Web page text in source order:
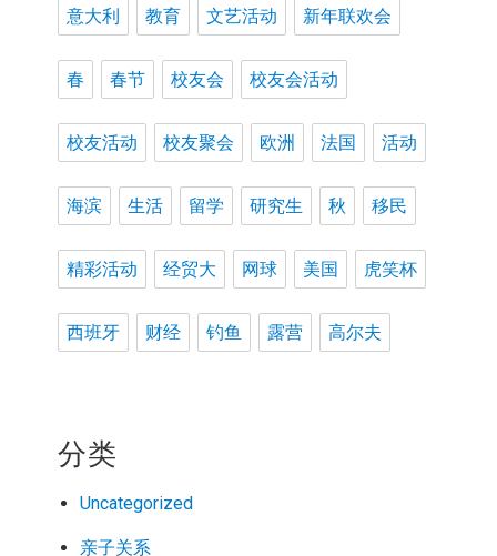
意大利 教育 文艺活动 新年联欢会
春 春节 校友会 校友会活动
校友活动 校友聚会 欧洲 法国 活动
海滨 生活 留学 研究生 秋 移民
精彩活动 经贸大 网球 美国 虎笑杯
西班牙 财经 钓鱼 露营 高尔夫
分类
Uncategorized
亲子关系